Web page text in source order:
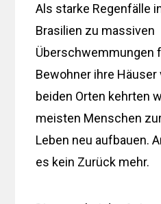
Als starke Regenfälle
Brasilien zu massiven
Überschwemmungen
Bewohner ihre Häuser
beiden Orten kehrten
meisten Menschen
Leben neu aufbauen.
es kein Zurück mehr.